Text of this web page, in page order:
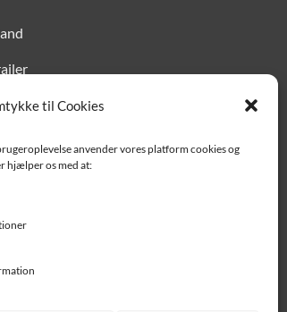
til Cookies
anvender vores platform cookies og
hjælper os med at: